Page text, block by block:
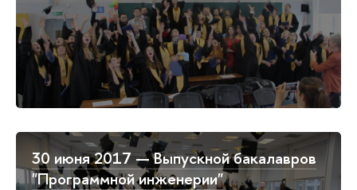
30 июня 2017 — Выпускной бакалавров
"Программной инженерии"